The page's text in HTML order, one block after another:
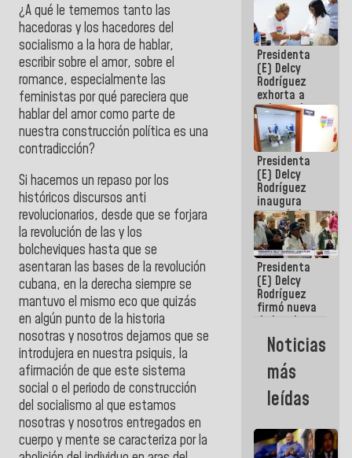
¿A qué le tememos tanto las
hacedoras y los hacedores del
socialismo a la hora de hablar,
escribir sobre el amor, sobre el
romance, especialmente las
feministas por qué pareciera que
hablar del amor como parte de
nuestra construcción política es una
contradicción?
Si hacemos un repaso por los
históricos discursos anti
revolucionarios, desde que se forjara
la revolución de las y los
bolcheviques hasta que se
asentaran las bases de la revolución
cubana, en la derecha siempre se
mantuvo el mismo eco que quizás
en algún punto de la historia
nosotras y nosotros dejamos que se
introdujera en nuestra psiquis, la
afirmación de que este sistema
social o el periodo de construcción
del socialismo al que estamos
nosotras y nosotros entregados en
cuerpo y mente se caracteriza por la
Viceministerio
de Energía
Eléctrica y
CORPOELEC
Presidenta
(E) Delcy
Rodríguez
exhorta a
gobernadores
y alcaldes a
edificar
casas para
abuelos
Presidenta
(E) Delcy
Rodríguez
inaugura
casa de los
Abuelos
Primavera
en Caracas
Presidenta
(E) Delcy
Rodríguez
firmó nueva
de Ley de
Arrendamiento
aprobada
por la AN
Noticias
más
leídas